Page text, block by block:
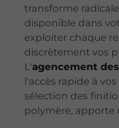
transforme
disponible dans
exploiter chaque
discrètement vos
L'agencement
l'accès rapide à
sélection des
polymère, apporte